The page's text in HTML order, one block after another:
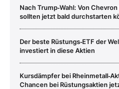
Nach Trump‑Wahl: Von
sollten jetzt bald durchstarten
Der beste Rüstungs‑ETF der
investiert in diese Aktien
Kursdämpfer bei
Chancen bei Rüstungsaktien